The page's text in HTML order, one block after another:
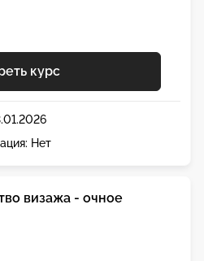
курс
Нет
визажа - очное